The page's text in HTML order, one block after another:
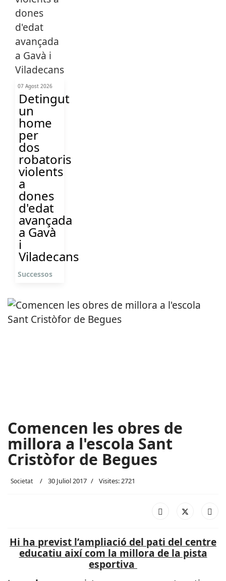
07 Agost 2026
Detingut
un
home
per
dos
robatoris
violents
a
dones
d'edat
avançada
a Gavà
i
Viladecans
Successos
Comencen les obres de
millora a l'escola Sant
Cristòfor de Begues
Societat 30 Juliol 2017 Visites: 2721
Hi ha previst l’ampliació del pati del centre
educatiu així com la millora de la pista
esportiva